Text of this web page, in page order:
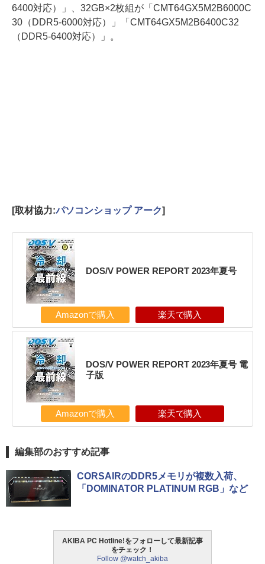
6400対応）」、32GB×2枚組が「CMT64GX5M2B6000C
30（DDR5-6000対応）」「CMT64GX5M2B6400C32
（DDR5-6400対応）」。
[取材協力:パソコンショップ アーク]
DOS/V POWER REPORT 2023年夏号
Amazonで購入 楽天で購入
DOS/V POWER REPORT 2023年夏号 電
子版
Amazonで購入 楽天で購入
編集部のおすすめ記事
CORSAIRのDDR5メモリが複数入荷、
「DOMINATOR PLATINUM RGB」など
AKIBA PC Hotline!をフォローして最新記事
をチェック！
Follow @watch_akiba